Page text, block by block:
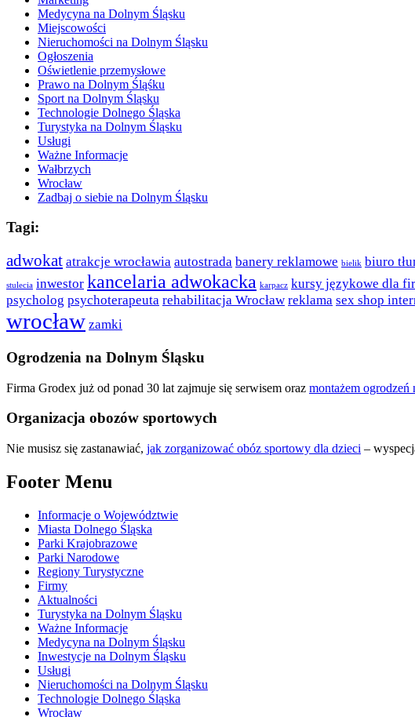
Medycyna na Dolnym Śląsku
Miejscowości
Nieruchomości na Dolnym Śląsku
Ogłoszenia
Oświetlenie przemysłowe
Prawo na Dolnym Śląśku
Sport na Dolnym Śląsku
Technologie Dolnego Śląska
Turystyka na Dolnym Śląsku
Usługi
Ważne Informacje
Wałbrzych
Wrocław
Zadbaj o siebie na Dolnym Śląsku
Tagi:
adwokat atrakcje wrocławia autostrada banery reklamowe bielik biuro
stulecia inwestor kancelaria adwokacka karpacz kursy językowe dla
psycholog psychoterapeuta rehabilitacja Wrocław reklama sex shop
wrocław zamki
Ogrodzenia na Dolnym Śląsku
Firma Grodex już od ponad 30 lat zajmuje się serwisem oraz montażem ogrodzeń
Organizacja obozów sportowych
Nie musisz się zastanawiać, jak zorganizować obóz sportowy dla dzieci –
Footer Menu
Informacje o Województwie
Miasta Dolnego Śląska
Parki Krajobrazowe
Parki Narodowe
Regiony Turystyczne
Firmy
Aktualności
Turystyka na Dolnym Śląsku
Ważne Informacje
Medycyna na Dolnym Śląsku
Inwestycje na Dolnym Śląsku
Usługi
Nieruchomości na Dolnym Śląsku
Technologie Dolnego Śląska
Wrocław